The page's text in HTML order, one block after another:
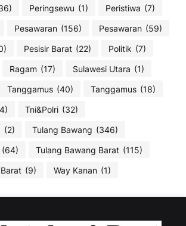
Peringsewu (1) Peristiwa (7)
Pesawaran (156) Pesawaran (59)
Pesisir Barat (22) Politik (7)
Ragam (17) Sulawesi Utara (1)
Tanggamus (40) Tanggamus (18)
Tni&Polri (32)
(2) Tulang Bawang (346)
(64) Tulang Bawang Barat (115)
(9) Way Kanan (1)